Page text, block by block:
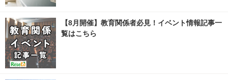
【8月開催】教育関係者必見！イベント情報記事一
覧はこちら